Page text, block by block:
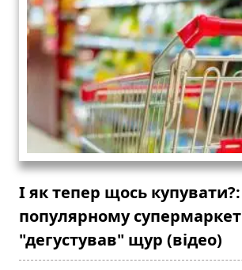
І як тепер щось
популярному
"дегустував" щур (відео)